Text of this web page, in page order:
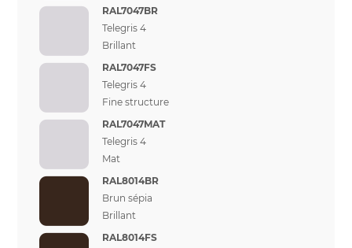
RAL7047BR
Telegris 4
Brillant
RAL7047FS
Telegris 4
Fine structure
RAL7047MAT
Telegris 4
Mat
RAL8014BR
Brun sépia
Brillant
RAL8014FS